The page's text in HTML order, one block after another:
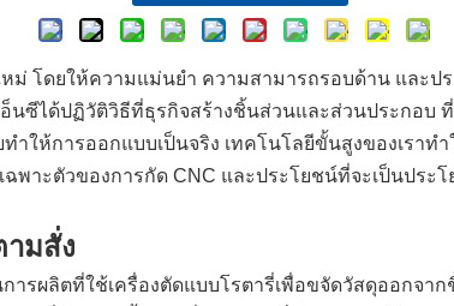
ม่ โดยให้ความแม่นยำ ความสามารถรอบด้าน และป
ซีได้ปฏิวัติวิธีที่ธุรกิจสร้างชิ้นส่วนและส่วนประกอบ ที่เ
ำให้การออกแบบเป็นจริง เทคโนโลยีขั้นสูงของเรา
พาะตัวของการกัด CNC และประโยชน์ที่จะเป็นปร
มสั่ง
การผลิตที่ใช้เครื่องตัดแบบโรตารี่เพื่อขจัดวัสดุออกจ